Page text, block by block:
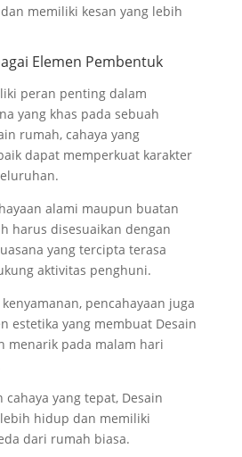
memiliki kesan yang lebih
Elemen Pembentuk
peran penting dalam
yang khas pada sebuah
rumah, cahaya yang
dapat memperkuat karakter
alami maupun buatan
harus disesuaikan dengan
yang tercipta terasa
aktivitas penghuni.
pencahayaan juga
estetika yang membuat Desain
menarik pada malam hari
yang tepat, Desain
hidup dan memiliki
dari rumah biasa.